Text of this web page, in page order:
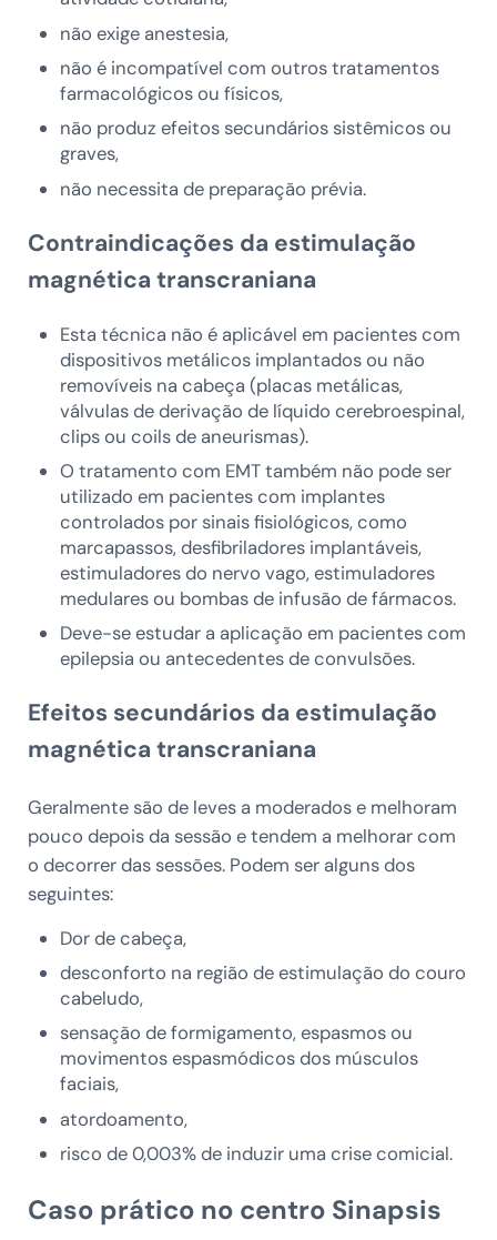
não exige anestesia,
não é incompatível com outros tratamentos
farmacológicos ou físicos,
não produz efeitos secundários sistêmicos ou
graves,
não necessita de preparação prévia.
Contraindicações da estimulação
magnética transcraniana
Esta técnica não é aplicável em pacientes com
dispositivos metálicos implantados ou não
removíveis na cabeça (placas metálicas,
válvulas de derivação de líquido cerebroespinal,
clips ou coils de aneurismas).
O tratamento com EMT também não pode ser
utilizado em pacientes com implantes
controlados por sinais fisiológicos, como
marcapassos, desfibriladores implantáveis,
estimuladores do nervo vago, estimuladores
medulares ou bombas de infusão de fármacos.
Deve-se estudar a aplicação em pacientes com
epilepsia ou antecedentes de convulsões.
Efeitos secundários da estimulação
magnética transcraniana
Geralmente são de leves a moderados e melhoram
pouco depois da sessão e tendem a melhorar com
o decorrer das sessões. Podem ser alguns dos
seguintes:
Dor de cabeça,
desconforto na região de estimulação do couro
cabeludo,
sensação de formigamento, espasmos ou
movimentos espasmódicos dos músculos
faciais,
atordoamento,
risco de 0,003% de induzir uma crise comicial.
Caso prático no centro Sinapsis